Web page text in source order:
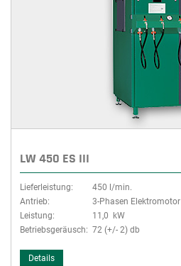
LW 450 ES III
Lieferleistung:
450 l/min.
Antrieb:
3-Phasen Elektromotor
Leistung:
11,0 kW
Betriebsgeräusch: 72 (+/- 2) db
Details